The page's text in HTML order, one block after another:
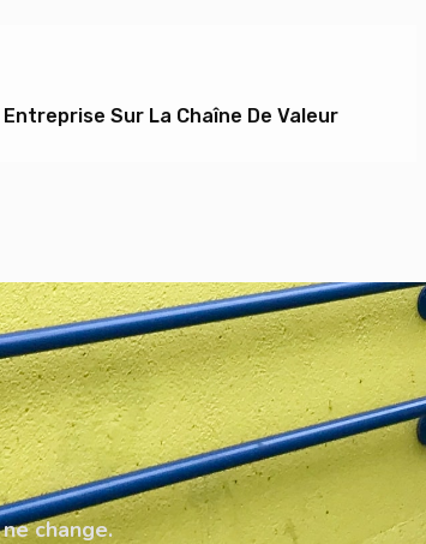
Sur La Chaîne De Valeur
change.